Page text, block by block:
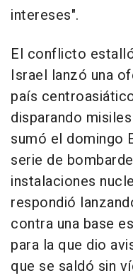
intereses".
El conflicto
Israel lanzó una
país
disparando
sumó el domingo
serie de
instalaciones
respondió
contra una base
para la que dio
que se saldó sin